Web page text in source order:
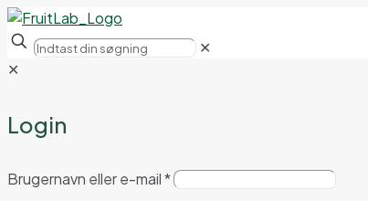
✕
✕
Login
Brugernavn eller e-mail*